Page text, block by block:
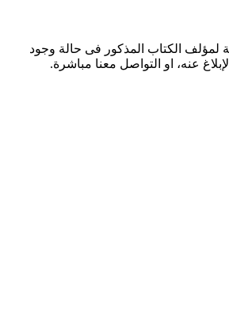
لمؤلف الكتاب المذكور فى حالة وجود
عنه، او التواصل معنا مباشرة.